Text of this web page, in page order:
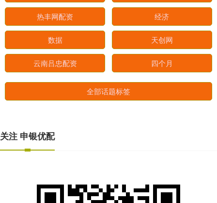
热丰网配资 经济
数据 天创网
云南吕忠配资 四个月
全部话题标签
关注 申银优配